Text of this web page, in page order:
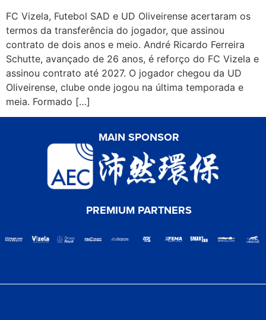
FC Vizela, Futebol SAD e UD Oliveirense acertaram os
termos da transferência do jogador, que assinou
contrato de dois anos e meio. André Ricardo Ferreira
Schutte, avançado de 26 anos, é reforço do FC Vizela e
assinou contrato até 2027. O jogador chegou da UD
Oliveirense, clube onde jogou na última temporada e
meia. Formado […]
MAIN SPONSOR
PREMIUM PARTNERS